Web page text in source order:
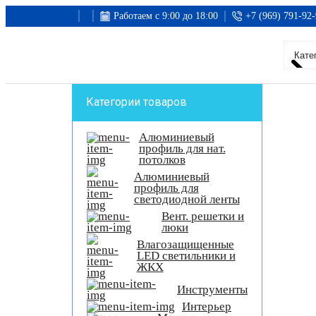
Работаем с 9:00 до 18:00 +7 (969) 791-
Категории товаров
Алюминиевый
профиль для нат.
потолков
Алюминиевый
профиль для
светодиодной ленты
Вент. решетки и
люки
Влагозащищенные
LED светильники и
ЖКХ
Инструменты
Интерьер